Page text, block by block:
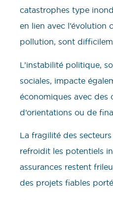
catastrophes type
en lien avec l’évolution
pollution, sont
L’instabilité politique,
sociales, impacte
économiques avec des
d’orientations ou de
La fragilité des
refroidit les potentiels
assurances restent
des projets fiables